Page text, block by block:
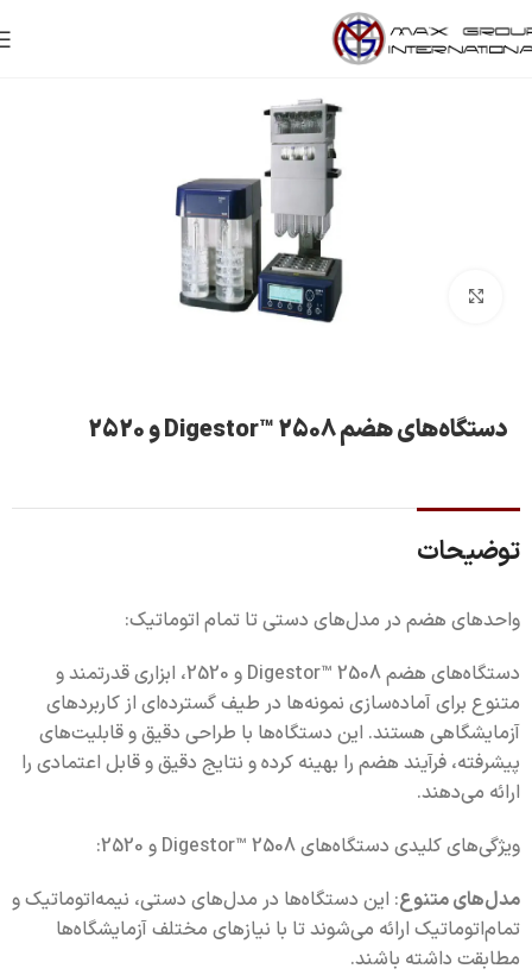
بزرگنمایی تصویر
دستگاه‌های هضم Digestor™ 2508 و 2520
توضیحات
واحدهای هضم در مدل‌های دستی تا تمام اتوماتیک:
دستگاه‌های هضم Digestor™ 2508 و 2520، ابزاری قدرتمند و
متنوع برای آماده‌سازی نمونه‌ها در طیف گسترده‌ای از کاربردهای
آزمایشگاهی هستند. این دستگاه‌ها با طراحی دقیق و قابلیت‌های
پیشرفته، فرآیند هضم را بهینه کرده و نتایج دقیق و قابل اعتمادی را
ارائه می‌دهند.
ویژگی‌های کلیدی دستگاه‌های Digestor™ 2508 و 2520:
مدل‌های متنوع: این دستگاه‌ها در مدل‌های دستی، نیمه‌اتوماتیک و
تمام‌اتوماتیک ارائه می‌شوند تا با نیازهای مختلف آزمایشگاه‌ها
مطابقت داشته باشند.